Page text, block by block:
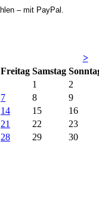
>
Freitag Samstag So
1
2
7 8
9
14 15
16
21 22
23
28 29
30